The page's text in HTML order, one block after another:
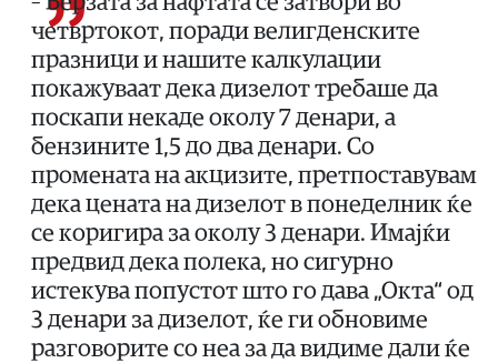
четвртокот, поради велигденските
празници и нашите калкулации
покажуваат дека дизелот требаше да
поскапи некаде околу 7 денари, а
бензините 1,5 до два денари. Со
промената на акцизите, претпоставувам
дека цената на дизелот в понеделник ќе
се коригира за околу 3 денари. Имајќи
предвид дека полека, но сигурно
истекува попустот што го дава „Окта“ од
3 денари за дизелот, ќе ги обновиме
разговорите со неа за да видиме дали ќе